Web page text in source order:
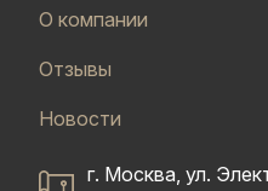
О компании
Отзывы
Новости
г. Москва, ул.